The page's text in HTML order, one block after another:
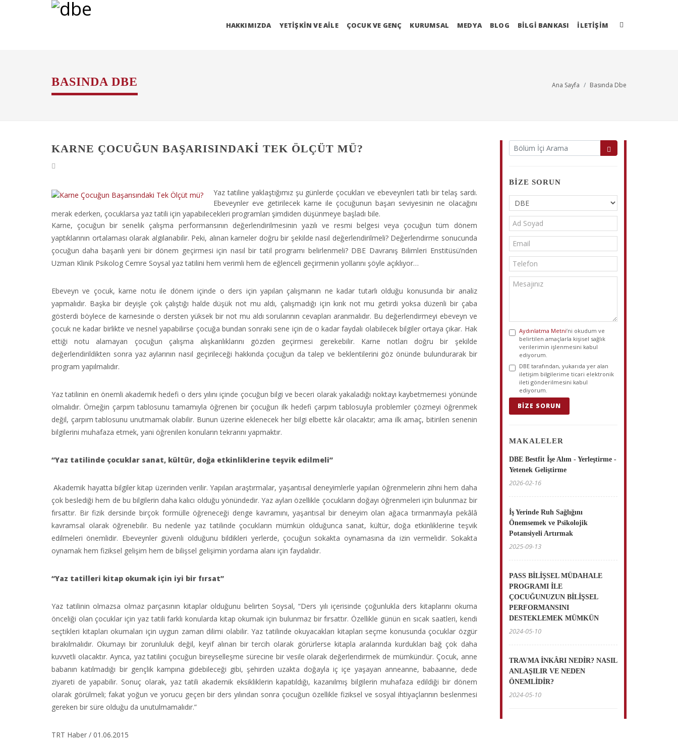
HAKKIMIZDA YETIŞKIN VE AILE ÇOCUK VE GENÇ KURUMSAL MEDYA BLOG BİLGİ BANKASI İLETIŞIM
BASINDA DBE Ana Sayfa Basında Dbe
KARNE ÇOCUĞUN BAŞARISINDAKI TEK ÖLÇÜT MÜ?
Yaz tatiline yaklaştığımız şu günlerde çocukları ve ebeveynleri tatlı bir telaş sardı.
Ebeveynler eve getirilecek karne ile çocuğunun başarı seviyesinin ne olacağını
merak ederken, çocuklarsa yaz tatili için yapabilecekleri programları şimdiden düşünmeye başladı bile.
Karne, çocuğun bir senelik çalışma performansının değerlendirilmesinin yazılı ve resmi belgesi veya çocuğun tüm dönem
yaptıklarının ortalaması olarak algılanabilir. Peki, alınan karneler doğru bir şekilde nasıl değerlendirilmeli? Değerlendirme sonucunda
çocuğun daha başarılı yeni bir dönem geçirmesi için nasıl bir tatil programı belirlenmeli? DBE Davranış Bilimleri Enstitüsü’nden
Uzman Klinik Psikolog Cemre Soysal yaz tatilini hem verimli hem de eğlenceli geçirmenin yollarını şöyle açıklıyor…
Ebeveyn ve çocuk, karne notu ile dönem içinde o ders için yapılan çalışmanın ne kadar tutarlı olduğu konusunda bir analiz
yapmalıdır. Başka bir deyişle çok çalıştığı halde düşük not mu aldı, çalışmadığı için kırık not mu getirdi yoksa düzenli bir çaba
gösterdi böylece de karnesinde o dersten yüksek bir not mu aldı sorularının cevapları aranmalıdır. Bu değerlendirmeyi ebeveyn ve
çocuk ne kadar birlikte ve nesnel yapabilirse çocuğa bundan sonraki sene için de o kadar faydalı olabilecek bilgiler ortaya çıkar. Hak
ettiği notu alamayan çocuğun çalışma alışkanlıklarını gözden geçirmesi gerekebilir. Karne notları doğru bir şekilde
değerlendirildikten sonra yaz aylarının nasıl geçirileceği hakkında çocuğun da talep ve beklentilerini göz önünde bulundurarak bir
program yapılmalıdır.
Yaz tatilinin en önemli akademik hedefi o ders yılını içinde çocuğun bilgi ve beceri olarak yakaladığı noktayı kaybetmemesi yönünde
olmalıdır. Örneğin çarpım tablosunu tamamıyla öğrenen bir çocuğun ilk hedefi çarpım tablosuyla problemler çözmeyi öğrenmek
değil, çarpım tablosunu unutmamak olabilir. Bunun üzerine eklenecek her bilgi elbette kâr olacaktır; ama ilk amaç, bitirilen senenin
bilgilerini muhafaza etmek, yani öğrenilen konuların tekrarını yapmaktır.
“Yaz tatilinde çocuklar sanat, kültür, doğa etkinliklerine teşvik edilmeli”
Akademik hayatta bilgiler kitap üzerinden verilir. Yapılan araştırmalar, yaşantısal deneyimlerle yapılan öğrenmelerin zihni hem daha
çok beslediği hem de bu bilgilerin daha kalıcı olduğu yönündedir. Yaz ayları özellikle çocukların doğayı öğrenmeleri için bulunmaz bir
fırsattır. Bir fizik dersinde birçok formülle öğreneceği denge kavramını, yaşantısal bir deneyim olan ağaca tırmanmayla pekâlâ
kavramsal olarak öğrenebilir. Bu nedenle yaz tatilinde çocukların mümkün olduğunca sanat, kültür, doğa etkinliklerine teşvik
edilmeleri önemlidir. Ebeveynler güvenli olduğunu bildikleri yerlerde, çocuğun sokakta oynamasına da izin vermelidir. Sokakta
oynamak hem fiziksel gelişim hem de bilişsel gelişimin yordama alanı için faydalıdır.
“Yaz tatilleri kitap okumak için iyi bir fırsat”
Yaz tatilinin olmazsa olmaz parçasının kitaplar olduğunu belirten Soysal, “Ders yılı içerisinde çoğunlukla ders kitaplarını okuma
önceliği olan çocuklar için yaz tatili farklı konularda kitap okumak için bulunmaz bir fırsattır. Özellikle günün en sıcak saatleri, kendi
seçtikleri kitapları okumaları için uygun zaman dilimi olabilir. Yaz tatilinde okuyacakları kitapları seçme konusunda çocuklar özgür
bırakılmalıdır. Okumayı bir zorunluluk değil, keyif alınan bir tercih olarak görürlerse kitapla aralarında kurdukları bağ çok daha
kuvvetli olacaktır. Ayrıca, yaz tatilini çocuğun bireyselleşme sürecine bir vesile olarak değerlendirmek de mümkündür. Çocuk, anne
babanın katılmadığı bir gençlik kampına gidebileceği gibi, şehirden uzakta doğayla iç içe yaşayan anneanne, babaanne, dede
ziyareti de yapabilir. Sonuç olarak, yaz tatili akademik eksikliklerin kapatıldığı, kazanılmış bilgilerin muhafaza edildiği bir dönem
olarak görülmeli; fakat yoğun ve yorucu geçen bir ders yılından sonra çocuğun özellikle fiziksel ve sosyal ihtiyaçlarının beslenmesi
gereken bir süre olduğu da unutulmamalıdır.”
TRT Haber / 01.06.2015
BIZE SORUN
Aydınlatma Metni’ni okudum ve
belirtilen amaçlarla kişisel sağlık
verilerimin işlenmesini kabul
ediyorum.
DBE tarafından, yukarıda yer alan
iletişim bilgilerime ticari elektronik
ileti gönderilmesini kabul
ediyorum.
BIZE SORUN
MAKALELER
DBE Bestfit İşe Alım - Yerleştirme -
Yetenek Geliştirme
2026-02-16
İş Yerinde Ruh Sağlığını
Önemsemek ve Psikolojik
Potansiyeli Artırmak
2025-09-13
PASS BİLİŞSEL MÜDAHALE
PROGRAMI İLE
ÇOCUĞUNUZUN BİLİŞSEL
PERFORMANSINI
DESTEKLEMEK MÜMKÜN
2024-05-10
TRAVMA İNKÂRI NEDİR? NASIL
ANLAŞILIR VE NEDEN
ÖNEMLİDİR?
2024-05-10